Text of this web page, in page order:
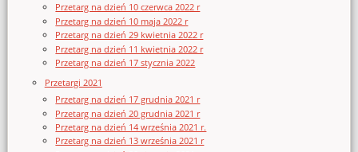
Przetarg na dzień 10 czerwca 2022 r
Przetarg na dzień 10 maja 2022 r
Przetarg na dzień 29 kwietnia 2022 r
Przetarg na dzień 11 kwietnia 2022 r
Przetarg na dzień 17 stycznia 2022
Przetargi 2021
Przetarg na dzień 17 grudnia 2021 r
Przetarg na dzień 20 grudnia 2021 r
Przetarg na dzień 14 września 2021 r.
Przetarg na dzień 13 września 2021 r